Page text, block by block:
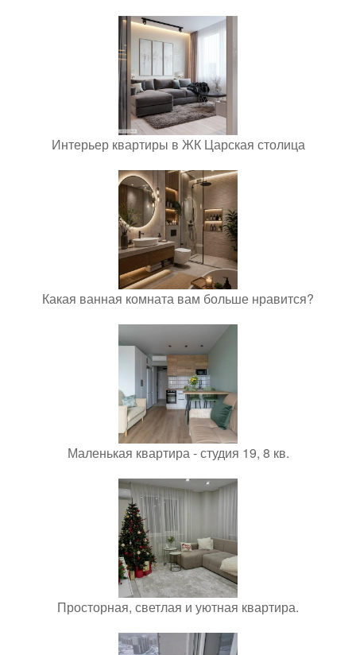
Интерьер квартиры в ЖК Царская столица
Какая ванная комната вам больше нравится?
Маленькая квартира - студия 19, 8 кв.
Просторная, светлая и уютная квартира.